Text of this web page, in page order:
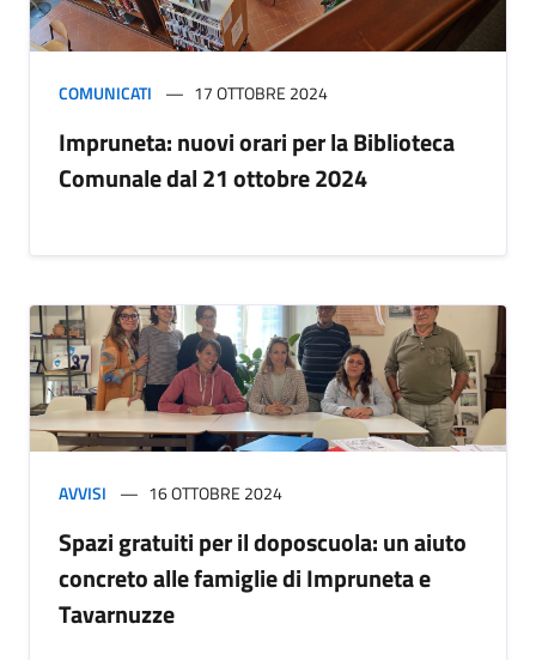
COMUNICATI 17 OTTOBRE 2024
Impruneta: nuovi orari per la Biblioteca
Comunale dal 21 ottobre 2024
AVVISI 16 OTTOBRE 2024
Spazi gratuiti per il doposcuola: un aiuto
concreto alle famiglie di Impruneta e
Tavarnuzze